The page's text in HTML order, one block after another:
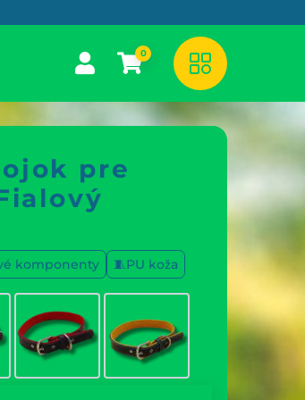
0
pre
komponenty 🧵PU koža